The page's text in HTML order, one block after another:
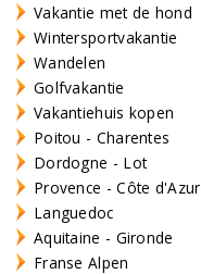
Vakantie met de hond
Wintersportvakantie
Wandelen
Golfvakantie
Vakantiehuis kopen
Poitou - Charentes
Dordogne - Lot
Provence - Côte d'Azur
Languedoc
Aquitaine - Gironde
Franse Alpen